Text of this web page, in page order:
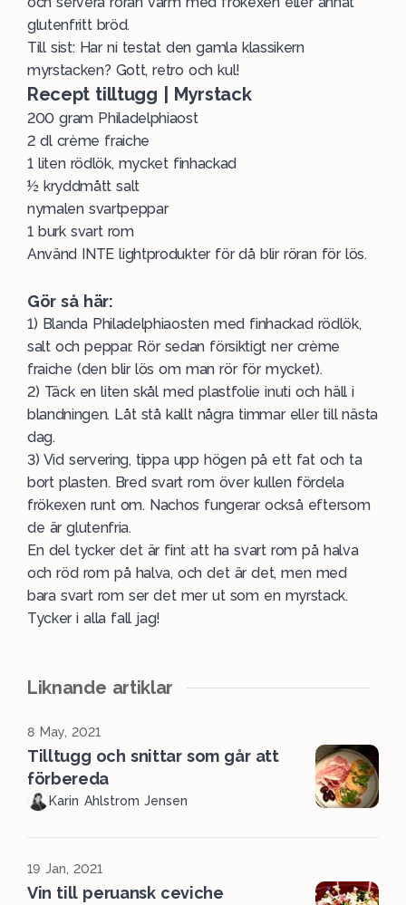
glutenfritt bröd.
Till sist: Har ni testat den gamla klassikern
myrstacken? Gott, retro och kul!
Recept tilltugg | Myrstack
200 gram Philadelphiaost
2 dl crème fraiche
1 liten rödlök, mycket finhackad
½ kryddmått salt
nymalen svartpeppar
1 burk svart rom
Använd INTE lightprodukter för då blir röran för lös.
Gör så här:
1) Blanda Philadelphiaosten med finhackad rödlök,
salt och peppar. Rör sedan försiktigt ner crème
fraiche (den blir lös om man rör för mycket).
2) Täck en liten skål med plastfolie inuti och häll i
blandningen. Låt stå kallt några timmar eller till nästa
dag.
3) Vid servering, tippa upp högen på ett fat och ta
bort plasten. Bred svart rom över kullen fördela
frökexen runt om. Nachos fungerar också eftersom
de är glutenfria.
En del tycker det är fint att ha svart rom på halva
och röd rom på halva, och det är det, men med
bara svart rom ser det mer ut som en myrstack.
Tycker i alla fall jag!
Liknande artiklar
8 May, 2021
Tilltugg och snittar som går att
förbereda
Karin Ahlstrom Jensen
19 Jan, 2021
Vin till peruansk ceviche